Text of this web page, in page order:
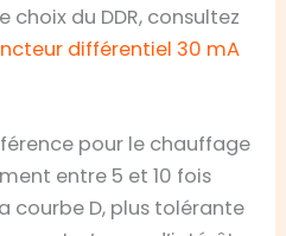
choix du DDR, consultez
différentiel 30 mA
pour le chauffage
entre 5 et 10 fois
courbe D, plus tolérante